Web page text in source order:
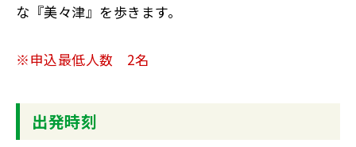
な『美々津』を歩きます。
※申込最低人数 2名
出発時刻